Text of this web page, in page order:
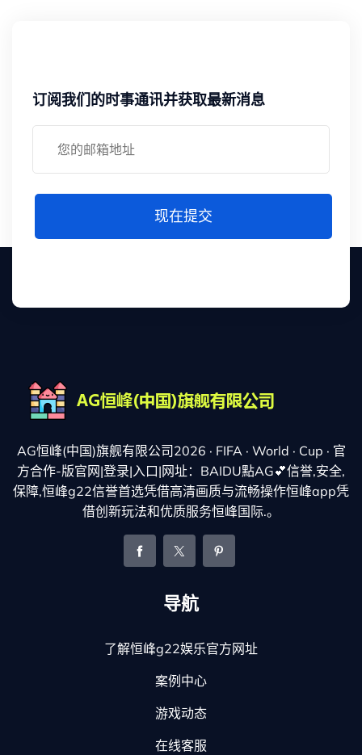
订阅我们的时事通讯并获取最新消息
现在提交
AG恒峰(中国)旗舰有限公司2026 · FIFA · World · Cup · 官
方合作-版官网|登录|入口|网址：BAIDU點AG💕信誉,安全,
保障,恒峰g22信誉首选凭借高清画质与流畅操作恒峰app凭
借创新玩法和优质服务恒峰国际.。
导航
了解恒峰g22娱乐官方网址
案例中心
游戏动态
在线客服